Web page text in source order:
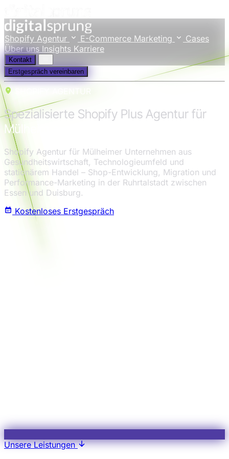
Shopify Agentur E-Commerce Marketing
Cases
Über uns Insights Karriere
Kontakt
Erstgespräch vereinbaren
Spezialisierte Shopify Plus Agentur für
Mülheim an der Ruhr
Shopify Agentur für Mülheimer Unternehmen aus
Gesundheitswirtschaft, Technologieumfeld und
stationärem Handel – Shop-Entwicklung, Migration und
Performance-Marketing in der Ruhrtalstadt zwischen
Essen und Duisburg.
Kostenloses Erstgespräch
Unsere Leistungen